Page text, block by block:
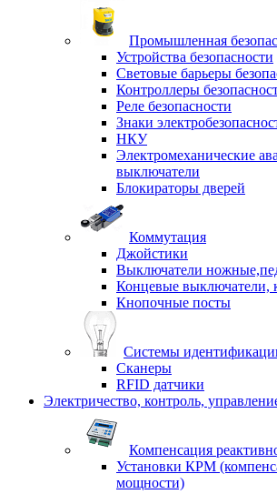
Промышленная
Устройства безопасности
Световые барьеры
Контроллеры
Реле безопасности
Знаки
НКУ
Электромеханические
выключатели
Блокираторы дверей
Коммутация
Джойстики
Выключатели
Концевые выключатели,
Кнопочные посты
Системы
Сканеры
RFID датчики
Электричество, контроль,
Компенсация
Установки КРМ
мощности)